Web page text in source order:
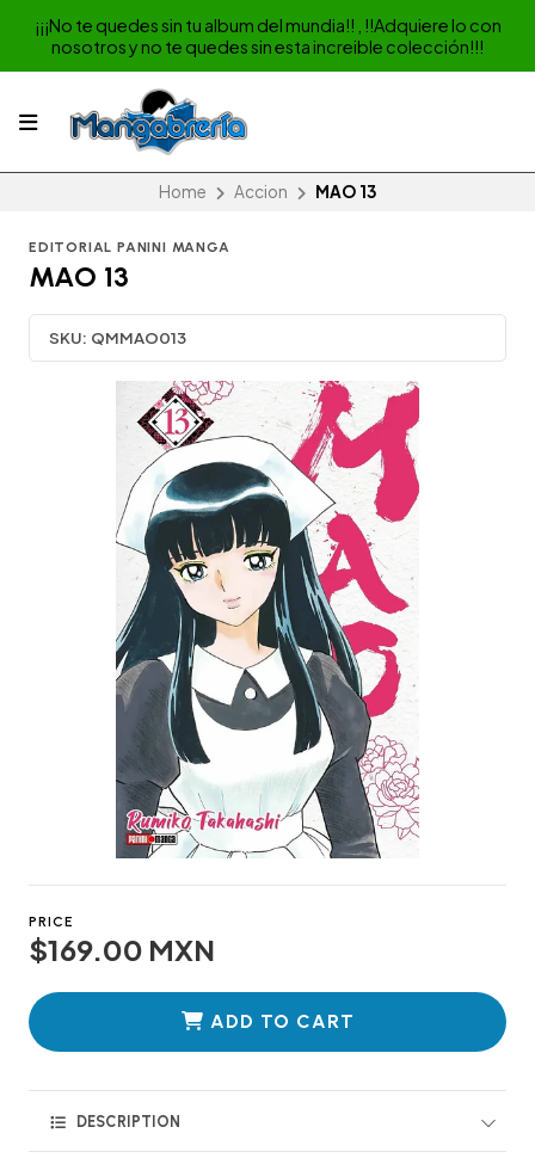
¡¡¡No te quedes sin tu album del mundia!! , !!Adquiere lo con
nosotros y no te quedes sin esta increible colección!!!
Home Accion MAO 13
EDITORIAL PANINI MANGA
MAO 13
SKU: QMMAO013
PRICE
$169.00 MXN
ADD TO CART
DESCRIPTION